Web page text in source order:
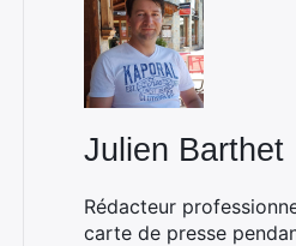
Julien Barthet
Rédacteur
carte de presse